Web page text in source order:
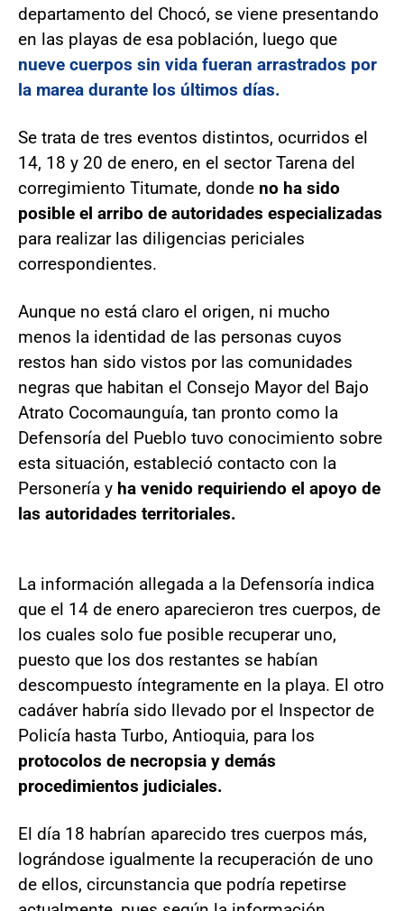
departamento del Chocó, se viene presentando
en las playas de esa población, luego que
nueve cuerpos sin vida fueran arrastrados por
la marea durante los últimos días.
Se trata de tres eventos distintos, ocurridos el
14, 18 y 20 de enero, en el sector Tarena del
corregimiento Titumate, donde no ha sido
posible el arribo de autoridades especializadas
para realizar las diligencias periciales
correspondientes.
Aunque no está claro el origen, ni mucho
menos la identidad de las personas cuyos
restos han sido vistos por las comunidades
negras que habitan el Consejo Mayor del Bajo
Atrato Cocomaunguía, tan pronto como la
Defensoría del Pueblo tuvo conocimiento sobre
esta situación, estableció contacto con la
Personería y ha venido requiriendo el apoyo de
las autoridades territoriales.
La información allegada a la Defensoría indica
que el 14 de enero aparecieron tres cuerpos, de
los cuales solo fue posible recuperar uno,
puesto que los dos restantes se habían
descompuesto íntegramente en la playa. El otro
cadáver habría sido llevado por el Inspector de
Policía hasta Turbo, Antioquia, para los
protocolos de necropsia y demás
procedimientos judiciales.
El día 18 habrían aparecido tres cuerpos más,
lográndose igualmente la recuperación de uno
de ellos, circunstancia que podría repetirse